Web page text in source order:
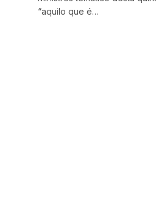
“aquilo que é…